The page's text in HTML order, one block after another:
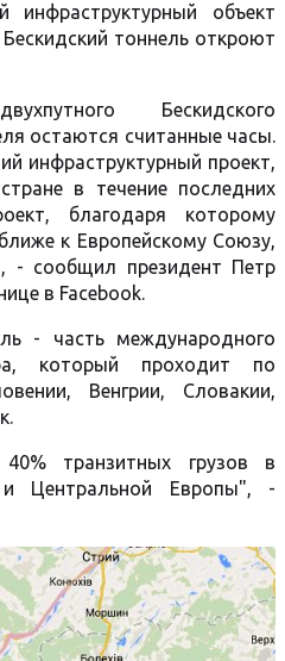
инфраструктурный объект
тоннель откроют
Бескидского
остаются считанные часы.
инфраструктурный проект,
в течение последних
благодаря которому
к Европейскому Союзу,
- сообщил президент Петр
в Facebook.
- часть международного
который проходит по
Венгрии, Словакии,
транзитных грузов в
и Центральной Европы", -